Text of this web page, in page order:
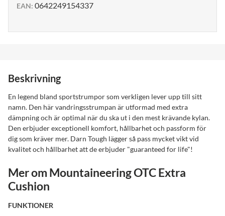
EAN: 0642249154337
Beskrivning
En legend bland sportstrumpor som verkligen lever upp till sitt
namn. Den här vandringsstrumpan är utformad med extra
dämpning och är optimal när du ska ut i den mest krävande kylan.
Den erbjuder exceptionell komfort, hållbarhet och passform för
dig som kräver mer. Darn Tough lägger så pass mycket vikt vid
kvalitet och hållbarhet att de erbjuder "guaranteed for life"!
Mer om Mountaineering OTC Extra
Cushion
FUNKTIONER